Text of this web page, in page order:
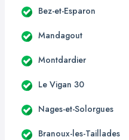
Bez-et-Esparon
Mandagout
Montdardier
Le Vigan 30
Nages-et-Solorgues
Branoux-les-Taillades